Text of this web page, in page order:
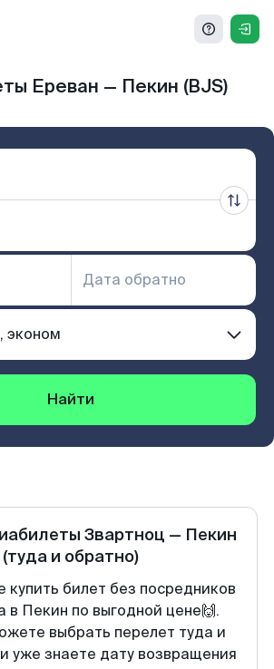
Ереван — Пекин (BJS)
Найти
Звартноц — Пекин
(туда и обратно)
билет без посредников
в Пекин по выгодной цене🙌.
выбрать перелет туда и
уже знаете дату возвращения